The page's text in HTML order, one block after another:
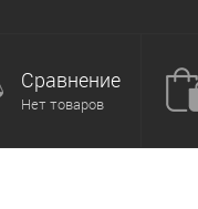
Сравнение
Нет товаров